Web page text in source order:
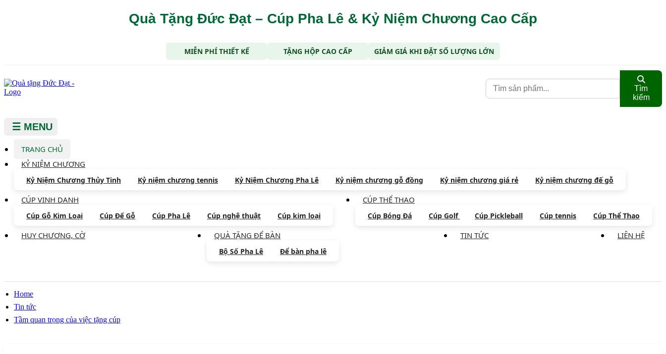
Quà Tặng Đức Đạt – Cúp Pha Lê & Kỷ Niệm Chương Cao Cấp
MIỄN PHÍ THIẾT KẾ TẶNG HỘP CAO CẤP GIẢM GIÁ KHI ĐẶT SỐ LƯỢNG LỚN
Tìm
kiếm
☰ MENU
TRANG CHỦ
KỶ NIỆM CHƯƠNG
Kỷ Niệm Chương Thủy Tinh Kỷ niệm chương tennis Kỷ Niệm Chương Pha Lê Kỷ niệm chương gỗ đồng Kỷ niệm chương giá rẻ Kỷ niệm chương đế gỗ
CÚP VINH DANH
Cúp Gỗ Kim Loại Cúp Đế Gỗ Cúp Pha Lê Cúp nghệ thuật Cúp kim loại
CÚP THỂ THAO
Cúp Bóng Đá Cúp Golf Cúp Pickleball Cúp tennis Cúp Thể Thao
HUY CHƯƠNG, CỜ QUÀ TẶNG ĐỂ BÀN
Bộ Số Pha Lê Để bàn pha lê
TIN TỨC LIÊN HỆ
Home
Tin tức
Tầm quan trọng của việc tặng cúp